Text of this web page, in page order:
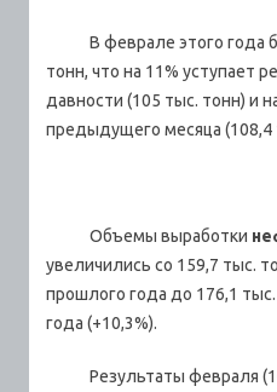
В феврале этого года
тонн, что на 11% уступает
давности (105 тыс. тонн) и
предыдущего месяца (108,4
Объемы выработки
увеличились со 159,7 тыс.
прошлого года до 176,1
года (+10,3%).
Результаты февраля